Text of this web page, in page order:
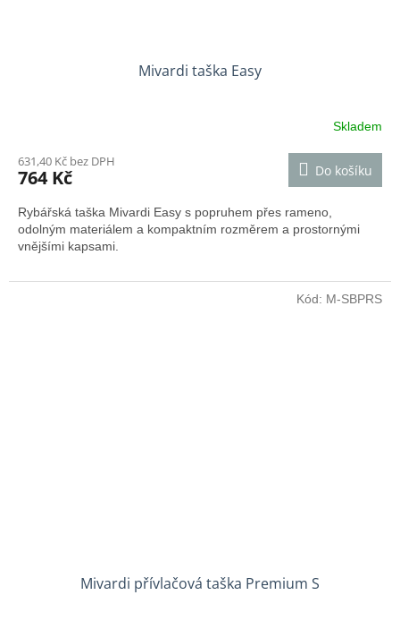
Mivardi taška Easy
Skladem
631,40 Kč bez DPH
764 Kč Do košíku
Rybářská taška Mivardi Easy s popruhem přes rameno,
odolným materiálem a kompaktním rozměrem a prostornými
vnějšími kapsami.
Mivardi přívlačová taška Premium S
Kód: M-SBPRS